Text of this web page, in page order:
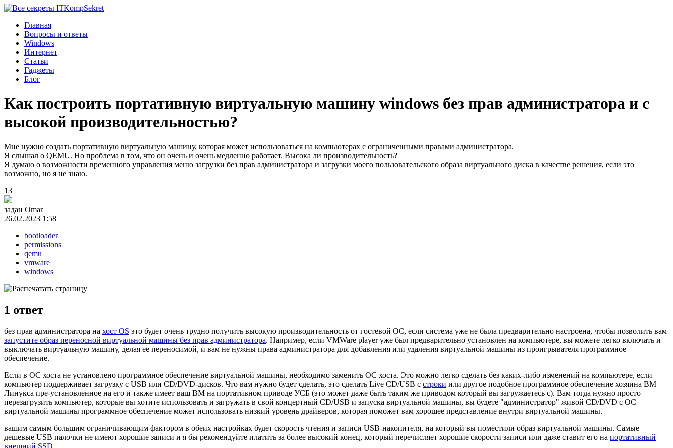
KompSekret
Главная
Вопросы и ответы
Windows
Интернет
Статьи
Гаджеты
Блог
Как построить портативную виртуальную машину windows без прав администратора и с
высокой производительностью?
Мне нужно создать портативную виртуальную машину, которая может использоваться на компьютерах с ограниченными правами администратора.
Я слышал о QEMU. Но проблема в том, что он очень и очень медленно работает. Высока ли производительность?
Я думаю о возможности временного управления меню загрузки без прав администратора и загрузки моего пользовательского образа виртуального диска в качестве решения, если это
возможно, но я не знаю.
13
задан Omar
26.02.2023 1:58
bootloader
permissions
qemu
vmware
windows
1 ответ
без прав администратора на хост OS это будет очень трудно получить высокую производительность от гостевой ОС, если система уже не была предварительно настроена, чтобы позволить вам
запустите образ переносной виртуальной машины без прав администратора. Например, если VMWare player уже был предварительно установлен на компьютере, вы можете легко включать и
выключать виртуальную машину, делая ее переносимой, и вам не нужны права администратора для добавления или удаления виртуальной машины из проигрывателя программное
обеспечение.
Если в ОС хоста не установлено программное обеспечение виртуальной машины, необходимо заменить ОС хоста. Это можно легко сделать без каких-либо изменений на компьютере, если
компьютер поддерживает загрузку с USB или CD/DVD-дисков. Что вам нужно будет сделать, это сделать Live CD/USB с строки или другое подобное программное обеспечение хозяина ВМ
Линукса пре-установленное на его и также имеет ваш ВМ на портативном приводе УСБ (это может даже быть таким же приводом который вы загружаетесь с). Вам тогда нужно просто
перезагрузить компьютер, которые вы хотите использовать и загружать в свой концертный CD/USB и запуска виртуальной машины, вы будете "администратор" живой CD/DVD с ОС
виртуальной машины программное обеспечение может использовать низкий уровень драйверов, которая поможет вам хорошее представление внутри виртуальной машины.
вашим самым большим ограничивающим фактором в обеих настройках будет скорость чтения и записи USB-накопителя, на который вы поместили образ виртуальной машины. Самые
дешевые USB палочки не имеют хорошие записи и я бы рекомендуйте платить за более высокий конец, который перечисляет хорошие скорости записи или даже ставит его на портативный
внешний SSD.